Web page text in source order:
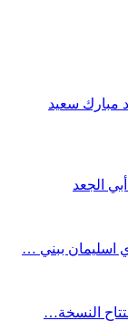
مبارك سعيد
الجعد
اسليمان ببني …
النسخة…